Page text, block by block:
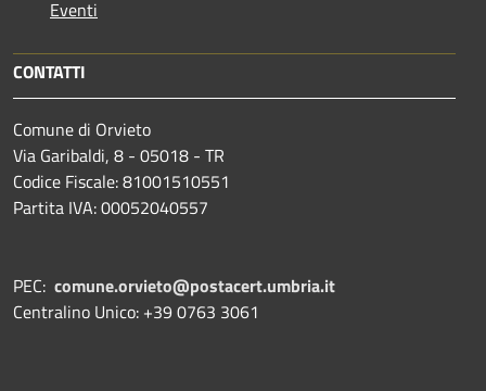
Eventi
CONTATTI
Comune di Orvieto
Via Garibaldi, 8 - 05018 - TR
Codice Fiscale: 81001510551
Partita IVA: 00052040557
PEC: comune.orvieto@postacert.umbria.it
Centralino Unico: +39 0763 3061